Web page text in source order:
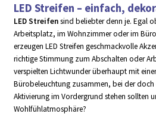
LED Streifen – einfach,
LED Streifensind beliebter denn je. Egal
Arbeitsplatz, im Wohnzimmer oder im
erzeugen LED Streifen geschmackvolle
richtige Stimmung zum Abschalten oder
verspielten Lichtwunder überhaupt mit
Bürobeleuchtung zusammen, bei der
Aktivierung im Vordergrund stehen sollten
Wohlfühlatmosphäre?